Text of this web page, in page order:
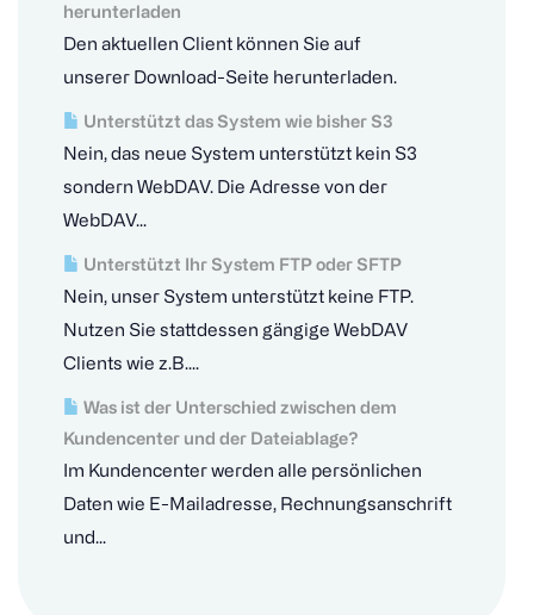
herunterladen
Den aktuellen Client können Sie auf
unserer Download-Seite herunterladen.
Unterstützt das System wie bisher S3
Nein, das neue System unterstützt kein S3
sondern WebDAV. Die Adresse von der
WebDAV...
Unterstützt Ihr System FTP oder SFTP
Nein, unser System unterstützt keine FTP.
Nutzen Sie stattdessen gängige WebDAV
Clients wie z.B....
Was ist der Unterschied zwischen dem
Kundencenter und der Dateiablage?
Im Kundencenter werden alle persönlichen
Daten wie E-Mailadresse, Rechnungsanschrift
und...